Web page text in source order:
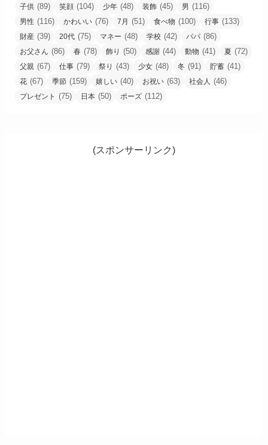
子供 (89) 笑顔 (104) 少年 (48) 装飾 (45) 男 (116)
男性 (116) かわいい (76) 7月 (51) 食べ物 (100) 行事 (133)
財産 (39) 20代 (75) マネー (48) 学校 (42) パパ (86)
お父さん (86) 春 (78) 飾り (50) 感謝 (44) 動物 (41) 夏 (72)
父親 (67) 仕事 (79) 祭り (43) 少女 (48) 冬 (91) 貯蓄 (41)
花 (67) 季節 (159) 嬉しい (40) お祝い (63) 社会人 (46)
プレゼント (75) 日本 (50) ポーズ (112)
(スポンサーリンク)